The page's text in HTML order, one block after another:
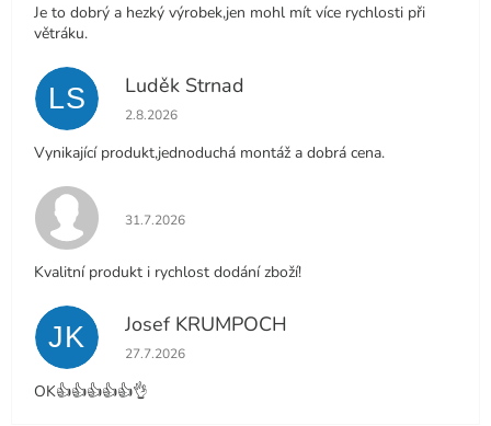
Je to dobrý a hezký výrobek,jen mohl mít více rychlosti při
větráku.
LS Luděk Strnad
Hodnocení obchodu je 5 z 5 hvězdiček.
2.8.2026
Vynikající produkt,jednoduchá montáž a dobrá cena.
Hodnocení obchodu je 5 z 5 hvězdiček.
31.7.2026
Kvalitní produkt i rychlost dodání zboží!
JK Josef KRUMPOCH
Hodnocení obchodu je 5 z 5 hvězdiček.
27.7.2026
OK👍👍👍👍👍👌